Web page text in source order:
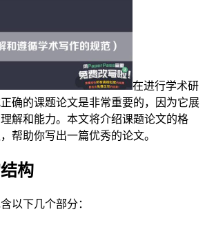
在进行学术研
确的课题论文是非常重要的，因为它展
解和能力。本文将介绍课题论文的格
帮助你写出一篇优秀的论文。
构
以下几个部分：